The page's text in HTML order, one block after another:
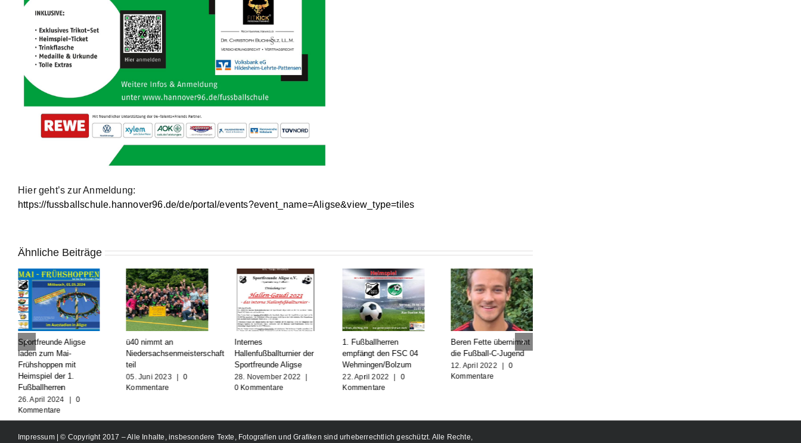
Hier geht’s zur Anmeldung:
https://fussballschule.hannover96.de/de/portal/events?event_name=Aligse&view_type=tiles
Ähnliche Beiträge
Sportfreunde Aligse
laden zum Mai-
Frühshoppen mit
Heimspiel der 1.
Fußballherren
26. April 2024 |
0
Kommentare
ü40 nimmt an
Niedersachsenmeisterschaft
teil
05. Juni 2023 |
0
Kommentare
Internes
Hallenfußballturnier der
Sportfreunde Aligse
28. November 2022 |
0 Kommentare
1. Fußballherren
empfängt den FSC 04
Wehmingen/Bolzum
22. April 2022 |
Kommentare
Beren Fette übernimmt
die Fußball-C-Jugend
12. April 2022 |
0
Kommentare
Impressum | © Copyright 2017 – Alle Inhalte, insbesondere Texte, Fotografien und Grafiken sind urheberrechtlich geschützt. Alle Rechte,